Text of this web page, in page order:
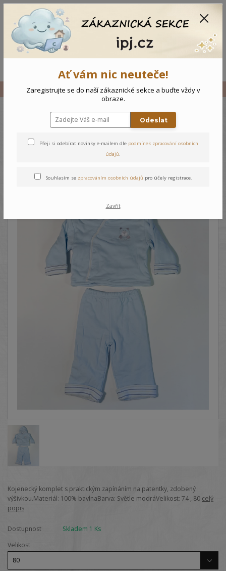
Vše Kojenecký komplet Medvídek
Kojenecký komplet Medvídek
Kojenecký komplet s praktickým zapínáním na patentky, zdobený
výšivkou.Materiál: 100% bavlnaBarva: Světle modráVelikost: 74 , 80 celý
popis
Dostupnost
Skladem 1 Ks
Velikost
Ať vám nic neuteče!
Zaregistrujte se do naší zákaznické sekce a buďte vždy v
obraze.
Odeslat
Přeji si odebírat novinky e-mailem dle podmínek zpracování osobních
údajů.
Souhlasím se zpracováním osobních údajů pro účely registrace.
Zavřít